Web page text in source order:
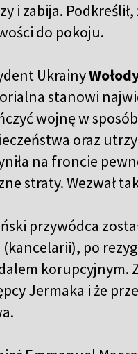
i zabija.
do pokoju.
Ukrainy
stanowi
wojnę w
oraz
na froncie
straty. Wezwał
przywódca
(kancelarii), po
korupcyjnym.
Jermaka i że